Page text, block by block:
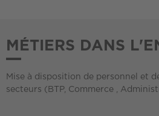
MÉTIERS DANS
Mise à disposition de personnel et
secteurs (BTP, Commerce ,